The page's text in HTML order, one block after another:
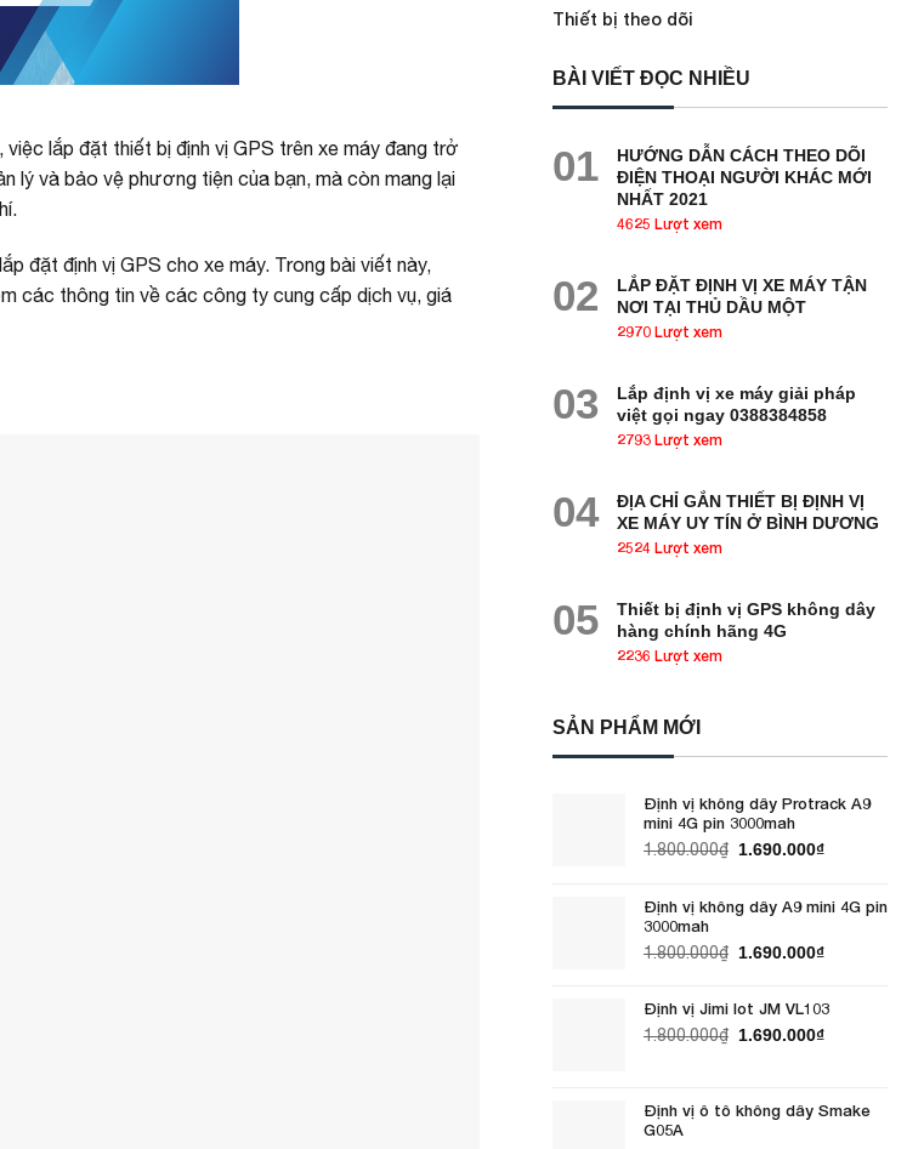
việc lắp đặt thiết bị định vị GPS trên xe máy đang trở
lý và bảo vệ phương tiện của bạn, mà còn mang lại
đặt định vị GPS cho xe máy. Trong bài viết này,
các thông tin về các công ty cung cấp dịch vụ, giá
Thiết bị theo dõi
BÀI VIẾT ĐỌC NHIỀU
01
HƯỚNG DẪN CÁCH THEO DÕI
ĐIỆN THOẠI NGƯỜI KHÁC MỚI
NHẤT 2021
4625 Lượt xem
02
LẮP ĐẶT ĐỊNH VỊ XE MÁY TẬN
NƠI TẠI THỦ DẦU MỘT
2970 Lượt xem
03
Lắp định vị xe máy giải pháp
việt gọi ngay 0388384858
2793 Lượt xem
04
ĐỊA CHỈ GẮN THIẾT BỊ ĐỊNH VỊ
XE MÁY UY TÍN Ở BÌNH DƯƠNG
2524 Lượt xem
05
Thiết bị định vị GPS không dây
hàng chính hãng 4G
2236 Lượt xem
SẢN PHẨM MỚI
Định vị không dây Protrack A9
mini 4G pin 3000mah
1.800.000₫ Giá
1.800.000₫.
1.690.000₫Giá
là:
Định vị không dây A9 mini 4G pin
3000mah
1.800.000₫ Giá
1.800.000₫.
1.690.000₫Giá
là:
1.690.000₫.
Định vị Jimi Iot JM VL103
1.800.000₫ Giá
1.690.000₫Giá
1.690.000₫.
Định vị ô tô không dây Smake
G05A